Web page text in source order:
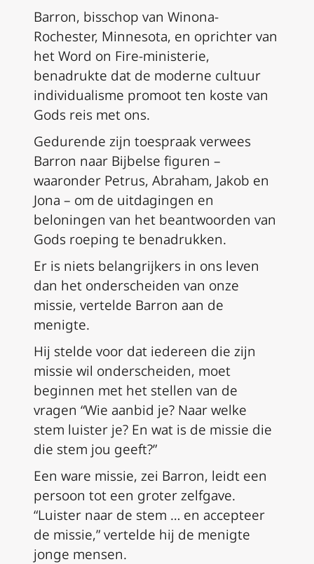
Barron, bisschop van Winona-
Rochester, Minnesota, en oprichter van
het Word on Fire-ministerie,
benadrukte dat de moderne cultuur
individualisme promoot ten koste van
Gods reis met ons.
Gedurende zijn toespraak verwees
Barron naar Bijbelse figuren –
waaronder Petrus, Abraham, Jakob en
Jona – om de uitdagingen en
beloningen van het beantwoorden van
Gods roeping te benadrukken.
Er is niets belangrijkers in ons leven
dan het onderscheiden van onze
missie, vertelde Barron aan de
menigte.
Hij stelde voor dat iedereen die zijn
missie wil onderscheiden, moet
beginnen met het stellen van de
vragen “Wie aanbid je? Naar welke
stem luister je? En wat is de missie die
die stem jou geeft?”
Een ware missie, zei Barron, leidt een
persoon tot een groter zelfgave.
“Luister naar de stem … en accepteer
de missie,” vertelde hij de menigte
jonge mensen.